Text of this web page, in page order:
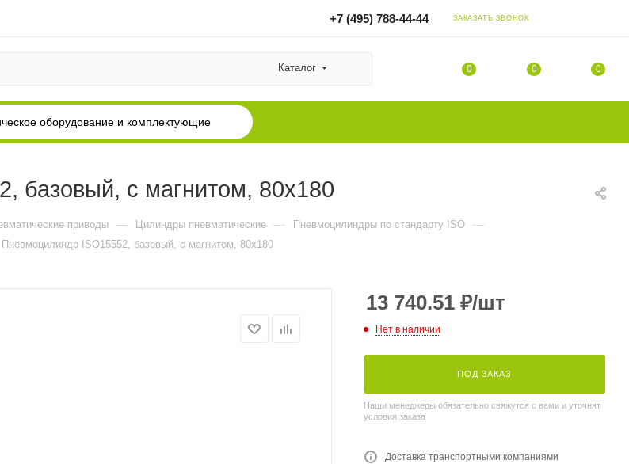
+7 (495) 788-44-44 ЗАКАЗАТЬ ЗВОНОК
Каталог 0 0 0
оборудование и комплектующие
базовый, с магнитом, 80x180
приводы — Цилиндры пневматические — Пневмоцилиндры по стандарту ISO —
Пневмоцилиндр ISO15552, базовый, с магнитом, 80x180
13 740.51 ₽/шт
Нет в наличии
ПОД ЗАКАЗ
Наши менеджеры обязательно свяжутся с вами и уточнят
условия заказа
Доставка транспортными компаниями